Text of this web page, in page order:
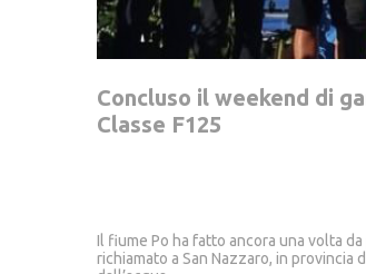
Concluso il weekend di
Classe F125
Il fiume Po ha fatto ancora una volta
richiamato a San Nazzaro, in provincia